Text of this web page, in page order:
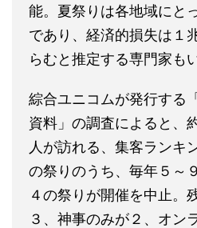
能。夏祭りは各地域にと
であり、経済的損失は１
らむと推定する専門家も
綜合ユニコムが発行する
資料」の調査によると、
人が訪れる、集客ランキ
の祭りのうち、毎年５～
４の祭りが開催を中止。
３、神事のみが２、オン